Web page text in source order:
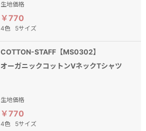
生地価格
￥770
4色 5サイズ
COTTON-STAFF【MS0302】
オーガニックコットンVネックTシャツ
生地価格
￥770
4色 5サイズ